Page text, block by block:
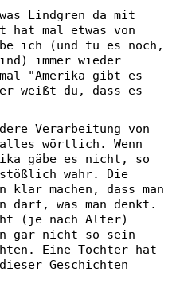
Lindgren da mit
hat mal etwas von
ich (und tu es noch,
immer wieder
"Amerika gibt es
weißt du, dass es
Verarbeitung von
alles wörtlich. Wenn
gäbe es nicht, so
wahr. Die
machen, dass man
darf, was man denkt.
(je nach Alter)
gar nicht so sein
Eine Tochter hat
Geschichten